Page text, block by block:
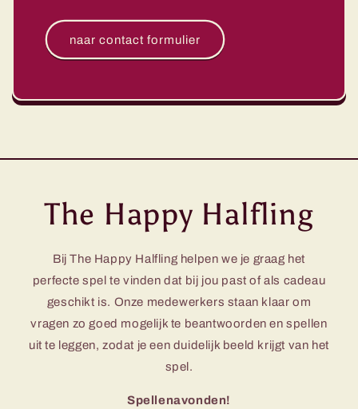
naar contact formulier
The Happy Halfling
Bij The Happy Halfling helpen we je graag het
perfecte spel te vinden dat bij jou past of als cadeau
geschikt is. Onze medewerkers staan klaar om
vragen zo goed mogelijk te beantwoorden en spellen
uit te leggen, zodat je een duidelijk beeld krijgt van het
spel.
Spellenavonden!